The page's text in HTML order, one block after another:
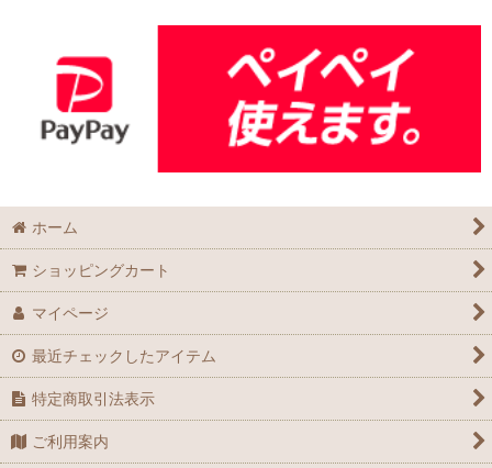
ホーム
ショッピングカート
マイページ
最近チェックしたアイテム
特定商取引法表示
ご利用案内